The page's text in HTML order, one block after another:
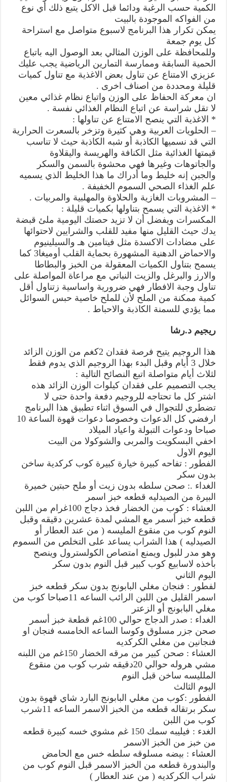
الكمية حسب الرغبة ودائما قبل الاكل يتبع ذلك أي نوع
من الفواكه الموجودة بالبيت
يمكن تكرار هذا البرنامج لاسبوع متواصل مع استراحة
كل يوم جمعة
وللمحافظة على الوزن المثالي بعد الوصول اليه باتباع
الحمية السابقة وممارسة التمارين الرياضية يجب عليك
عزيزي الامتناع عن تناول بعض الاغذية مع تناول كميات
قليلة ومحددة من اصناف اخرى .
ان معركة الحفاظ على الوزن واتباع نظام غذائي معين
لا تقل شراسة عن اتباع النظام الغذائي نفسة .
* الاغذية التي ينصح الامتناع عن تناولها :
– الحلويات العربية وهي كثيرة وتزخر بالسعرت الحرارية
التي قد نسميها الكاذبة أو شبه الكاذبة حيث لا تناسب
قيمتها الغذائية مثل الكنافة والهريسة واليقلاوة
والجاتوهات وغيرها فهي محشوة بالسمن والسكر
والجبن إنه خليط وما أدراك ما هذا الخليط الذي يسميه
علم الغذاء الصحي السموم الخفيفة .
– المشروبات الغازية والحلاوة والمهلبية والمربيات .
* الاغذية التي يسمح بتناولها بكميات قليلة :
المكسرات ويفضل أن لا تزيد حصتك اليومية ملئ قبضة
يدك حيث القليل منها مفيد للقلب والشرايين لاحتوائها
على مضادات الاكسدة مثل فيتامين هـ والسيلينيوم
والاحماض الدهنية المشهورة بحماية القلب أوميغا3 كما
يسمح بتناول الكميات المعقولة من الخبز والبطاطا
والارز والبرغل والزيت النباتي مع مراعاة المواصلة على
تناول وجبة الافطار فهي ضرورية واساسية زتناول أقل
كمية ممكنة من الملح لأن للملح خاصية حبس السوائل
مما يؤدي للسمنة الكاذبة والاحباط .
ريجيم د.رشا
هذا الروجيم يتيح فرصة فقدان 2كغم من الوزن الزائد
خلال 3 أيام وقبل البدء بهذا الروجيم الذي يدوم فقط
لثلاث أيام متواصلة اتبع النصائح التالية :
يجب التصميم على فقدان كيلوات الوزن الزائد هذه
اشتر كل ما تحتاجه للروجيم دفعة واحدة حتى لا
تضطري للتجوال في السوق اثناء تطبيق هذا البرنامج
ارفضي كل الدعوات وخصوصا دعوات قهوة الساعة 10
صباحا ودعوات التبولة واعياد الميلاد
اخفي البسكويت والمربى والشوكولا من البيت
اليوم الاول
الفطور : تفاحه كبيرة خيارة كبيرة كوب كركدية ساخن
بدون سكر
الغداء .: صحن سلطه بدون زيت أو ملح حبتين خميرة
البيرة من الصيدليه قطعه خبز اسمر
العشاء : كوب من الخضار فخذ دجاج 100غرام من اللبن
قطعه خبز أسمر مع المشي لمدة عشرين دقيقه وقبل
النوم كوب من منقوع المليسه ( من عند العطار أو
الصيدليه ) هذا الشراب يساعد على التخلص من السموم
وهو مدر للبول ويمنع امتصاص الكولسترول وينصح
بأخذه لاسابيع كوب كبير قبل النوم بدون سكر
اليوم الثاني
لفطور : فنجان مغلي البابونج بدون سكر قطعه خبز
اسمر القليل من اللبن الرائب الساعه 11صباحا كوب من
مغلي البابونج أو الزعتر
الغداء : صدر الدجاج حوالي 100غم قطعة خبز أسمر
صحن جزر مسلوق وكوسا الساعه الخامسه فنجان او
فنجانين من مغلي الكركديه
العشاء : صحن كبير من مرقه الخضار 150غم من اللبنه
مشي هروله حوالي 20دقيقه شرب كوب من منقوع
الملليسه ساخن قبل النوم
اليوم الثالث
الفطور :كوب من مغلي البابونج البارد شاي قهوة بدون
سكر برتقاله قطعه من الخبز الاسمر الساعه 11شرب
كوب من اللبن
الغدء : فيليبه سمك 150 غم مشوي خسه كبيرة قطعه
من خبز من الخبز الاسمر
العشاء : بيضه مسلوقه سلطه خس مع الحامض
والبندورة قطعه من الخبز الاسمر قبل النوم كوب من
شراب الكركديه ( من عند العطار )